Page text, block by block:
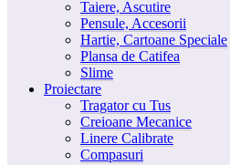
Taiere, Ascutire
Pensule, Accesorii
Hartie, Cartoane Speciale
Plansa de Catifea
Slime
Proiectare
Tragator cu Tus
Creioane Mecanice
Linere Calibrate
Compasuri